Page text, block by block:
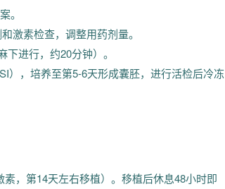
。
激素检查，调整用药剂量。
进行，约20分钟）。
），培养至第5-6天形成囊胚，进行活检后冷冻
，第14天左右移植）。移植后休息48小时即